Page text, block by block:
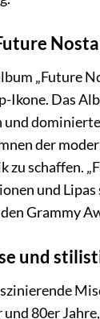
„Future
Ikone. Das
der
schaffen.
und
Grammy
und
80er